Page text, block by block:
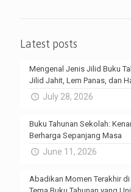
Latest posts
Mengenal Jenis Jilid Buku
Jilid Jahit, Lem Panas, dan
July 28, 2026
Buku Tahunan Sekolah:
Berharga Sepanjang Masa
June 11, 2026
Abadikan Momen Terakhir